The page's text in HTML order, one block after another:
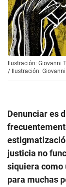
Ilustración: Giovanni
/
Ilustración:
Denunciar es
justicia no
siquiera como
para muchas